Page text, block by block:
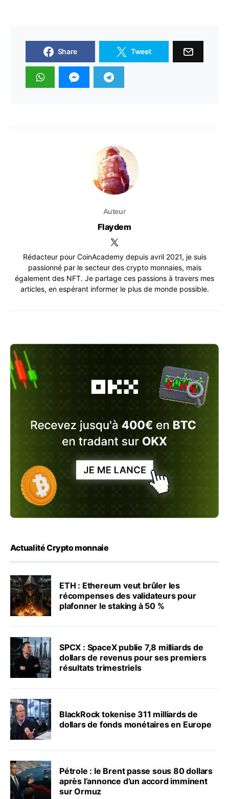
Share Tweet
Auteur
Flaydem
Rédacteur pour CoinAcademy depuis avril 2021, je suis
passionné par le secteur des crypto monnaies, mais
également des NFT. Je partage ces passions à travers mes
articles, en espérant informer le plus de monde possible.
Actualité Crypto monnaie
ETH : Ethereum veut brûler les
récompenses des validateurs pour
plafonner le staking à 50 %
SPCX : SpaceX publie 7,8 milliards de
dollars de revenus pour ses premiers
résultats trimestriels
BlackRock tokenise 311 milliards de
dollars de fonds monétaires en Europe
Pétrole : le Brent passe sous 80 dollars
après l’annonce d’un accord imminent
sur Ormuz